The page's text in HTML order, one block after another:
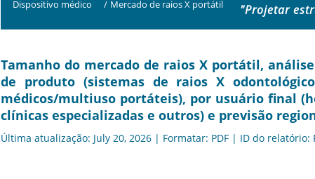
Dispositivo médico / Mercado de raios X portátil "Projetar
Tamanho do mercado de raios X portátil,
de produto (sistemas de raios X
médicos/multiuso portáteis), por usuário final
clínicas especializadas e outros) e previsão
Última atualização: July 20, 2026 | Formatar: PDF | ID do relatório: